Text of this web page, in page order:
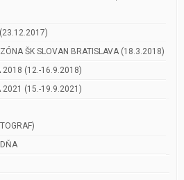
ŠK SLOVAN BRATISLAVA (18.3.2018)
2018 (12.-16.9.2018)
2021 (15.-19.9.2021)